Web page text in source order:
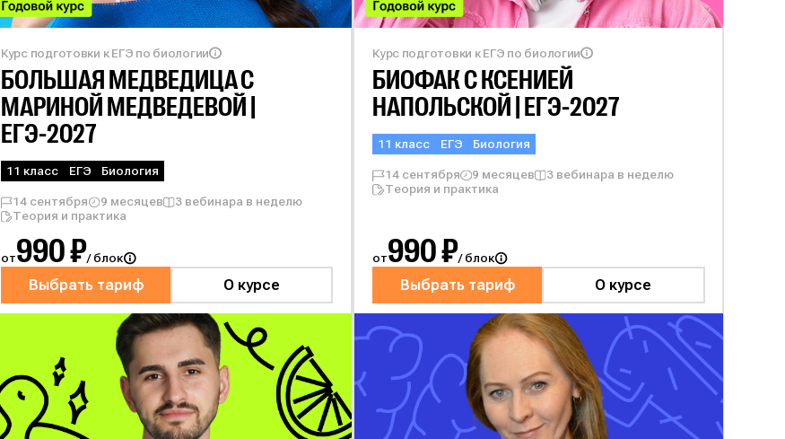
Курс подготовки к ЕГЭ по биологии
БОЛЬШАЯ МЕДВЕДИЦА С
МАРИНОЙ МЕДВЕДЕВОЙ |
ЕГЭ-2027
11 класс ЕГЭ Биология
14 сентября 9 месяцев
3 вебинара в неделю
Теория и практика
от990 ₽/ блок
Выбрать тариф О курсе
Курс подготовки к ЕГЭ по биологии
БИОФАК СКСЕНИЕЙ
НАПОЛЬСКОЙ | ЕГЭ-2027
11 класс ЕГЭ Биология
14 сентября 9 месяцев
3 вебинара в неделю
Теория и практика
от990 ₽/ блок
Выбрать тариф О курсе